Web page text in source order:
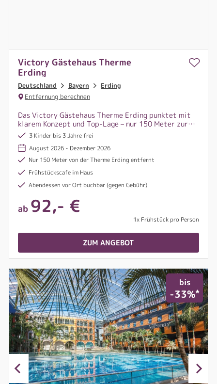
Victory Gästehaus Therme
Erding
Deutschland Bayern
Erding
Entfernung berechnen
Das Victory Gästehaus Therme Erding punktet mit
klarem Konzept und Top-Lage – nur 150 Meter zur
größten Therme der Welt mit Palmen,
Thermalwasser und 365 Tagen Sommerfeeling!
3 Kinder bis 3 Jahre frei
August 2026 - Dezember 2026
Nur 150 Meter von der Therme Erding entfernt
Frühstückscafe im Haus
Abendessen vor Ort buchbar (gegen Gebühr)
ab 92,- €
1x Frühstück pro Person
ZUM ANGEBOT
bis
-33%*